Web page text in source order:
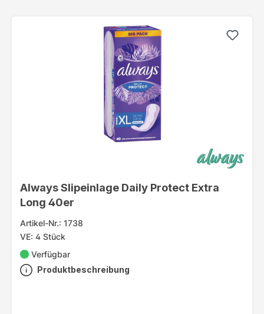
Always Slipeinlage Daily Protect Extra
Long 40er
Artikel-Nr.: 1738
VE: 4 Stück
Verfügbar
Produktbeschreibung